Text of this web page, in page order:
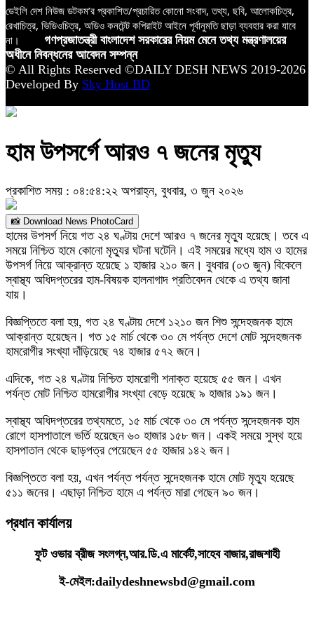
ডেইলি দেশ নিউজ ডটকম’র প্রকাশিত/প্রচারিত কোনো সংবাদ, তথ্য, ছবি, আলোকচিত্র,
রেখাচিত্র, ভিডিওচিত্র, অডিও কনটেন্ট কপিরাইট আইনে পূর্বানুমতি ছাড়া ব্যবহার করা যাবে
না।
গণপ্রজাতন্ত্রী বাংলাদেশ সরকারের নিয়ম মেনে তথ্য মন্ত্রণালয়ের
অধীনে নিবন্ধনের আবেদন সম্পন্ন
© All Rights Reserved ©DAILY DESH NEWS 2019-2026
Developed By Sky Host BD
হাম উপসর্গে আরও ৭ জনের মৃত্যু
প্রকাশিত সময় : ০৪:৫৪:২২ অপরাহ্ন, বুধবার, ৩ জুন ২০২৬
📸 Download News PhotoCard
হামের উপসর্গ নিয়ে গত ২৪ ঘণ্টায় দেশে আরও ৭ জনের মৃত্যু হয়েছে। তবে এ
সময়ে নিশ্চিত হামে কোনো মৃত্যুর ঘটনা ঘটেনি। এই সময়ের মধ্যে হাম ও হামের
উপসর্গ নিয়ে আক্রান্ত হয়েছে ১ হাজার ২১০ জন। বুধবার (০৩ জুন) বিকেলে
স্বাস্থ্য অধিদপ্তরের হাম-বিষয়ক হালনাগাদ প্রতিবেদন থেকে এ তথ্য জানা
যায়।
বিজ্ঞপ্তিতে বলা হয়, গত ২৪ ঘণ্টায় দেশে ১২১০ জন শিশু সন্দেহজনক হামে
আক্রান্ত হয়েছেন। গত ১৫ মার্চ থেকে ৩০ মে পর্যন্ত দেশে মোট সন্দেহজনক
হামরোগীর সংখ্যা দাঁড়িয়েছে ৭৪ হাজার ৫৭২ জনে।
এদিকে, গত ২৪ ঘণ্টায় নিশ্চিত হামরোগী শনাক্ত হয়েছে ৫৫ জন। এখন
পর্যন্ত মোট নিশ্চিত হামরোগীর সংখ্যা বেড়ে হয়েছে ৯ হাজার ১৯১ জন।
স্বাস্থ্য অধিদপ্তরের তথ্যমতে, ১৫ মার্চ থেকে ৩০ মে পর্যন্ত সন্দেহজনক হাম
রোগে হাসপাতালে ভর্তি হয়েছেন ৬০ হাজার ১৫৮ জন। একই সময়ে সুস্থ হয়ে
হাসপাতাল থেকে ছাড়পত্র পেয়েছেন ৫৫ হাজার ১৪২ জন।
বিজ্ঞপ্তিতে বলা হয়, এখন পর্যন্ত পর্যন্ত সন্দেহজনক হামে মোট মৃত্যু হয়েছে
৫১১ জনের। এছাড়া নিশ্চিত হামে এ পর্যন্ত মারা গেছেন ৯০ জন।
প্রধান কার্যালয়
ফুট ওভার ব্রীজ সংলগ্ন,আর.ডি.এ মার্কেট,সাহেব বাজার,রাজশাহী
ই-মেইল:dailydeshnewsbd@gmail.com